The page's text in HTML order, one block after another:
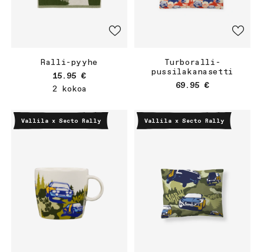
Ralli-pyyhe
Normaalihinta
15.95 €
2 kokoa
Turboralli-
pussilakanasetti
Normaalihinta
69.95 €
Vallila x Secto Rally Vallila x Secto Rally